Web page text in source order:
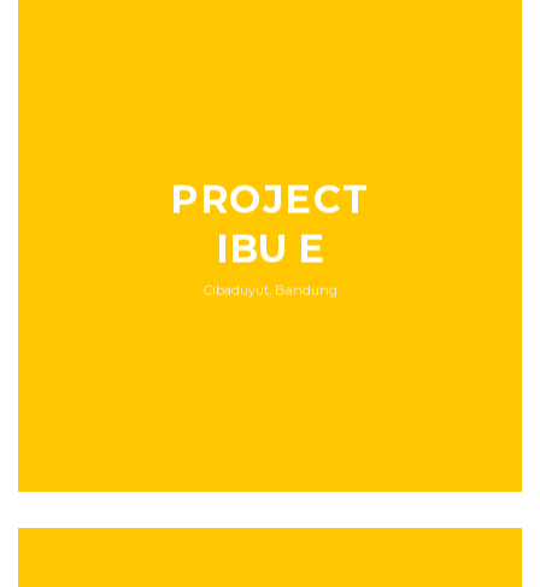
PROJECT
IBU E
Cibaduyut, Bandung